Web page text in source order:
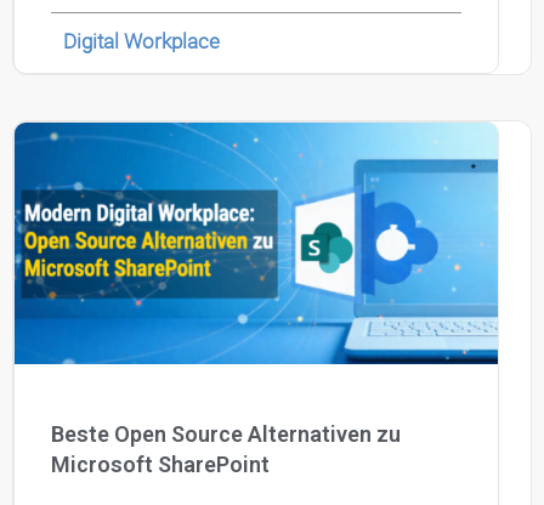
Digital Workplace
Beste Open Source Alternativen zu
Microsoft SharePoint